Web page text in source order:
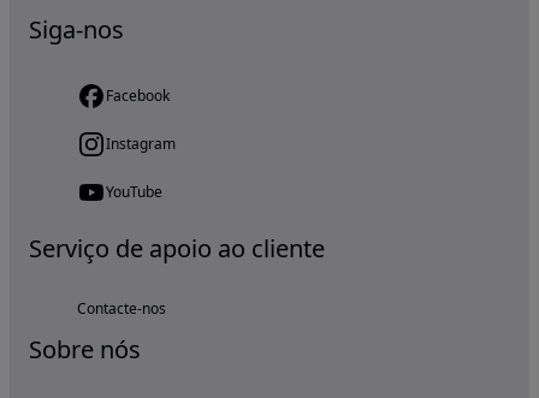
Siga-nos
Facebook
Instagram
YouTube
Serviço de apoio ao cliente
Contacte-nos
Sobre nós